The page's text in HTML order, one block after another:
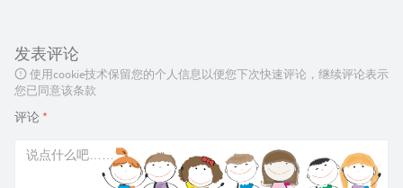
发表评论
使用cookie技术保留您的个人信息以便您下次快速评论，继续评论表示
您已同意该条款
评论 *